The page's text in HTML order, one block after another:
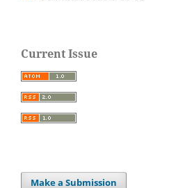
Current Issue
Make a Submission